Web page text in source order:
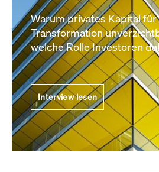
Warum privates Kapital für
Transformation
welche Rolle Investoren
Interview lesen